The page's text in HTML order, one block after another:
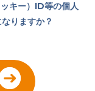
キー）ID等の個人
りますか？